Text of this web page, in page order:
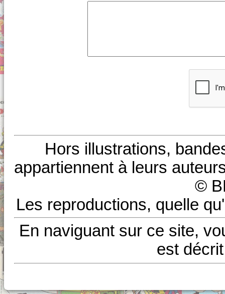
Hors illustrations,
appartiennent à leurs
©
Les reproductions, quelle
En naviguant sur ce site,
est